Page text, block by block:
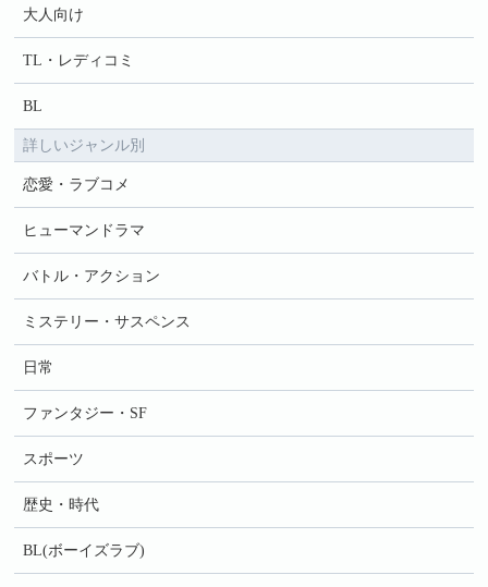
大人向け
TL・レディコミ
BL
詳しいジャンル別
恋愛・ラブコメ
ヒューマンドラマ
バトル・アクション
ミステリー・サスペンス
日常
ファンタジー・SF
スポーツ
歴史・時代
BL(ボーイズラブ)